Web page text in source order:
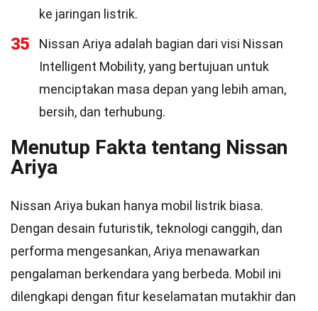
ke jaringan listrik.
35
Nissan Ariya adalah bagian dari visi Nissan
Intelligent Mobility, yang bertujuan untuk
menciptakan masa depan yang lebih aman,
bersih, dan terhubung.
Menutup Fakta tentang Nissan
Ariya
Nissan Ariya bukan hanya mobil listrik biasa.
Dengan desain futuristik, teknologi canggih, dan
performa mengesankan, Ariya menawarkan
pengalaman berkendara yang berbeda. Mobil ini
dilengkapi dengan fitur keselamatan mutakhir dan